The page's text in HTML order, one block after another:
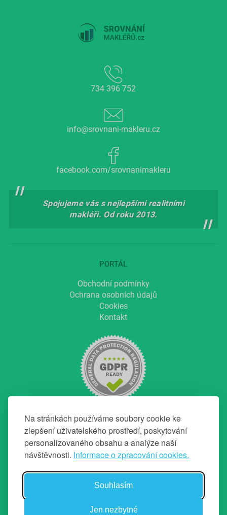
Na stránkách používáme soubory cookie ke
zlepšení uživatelského prostředí, poskytování
personalizovaného obsahu a analýze naší
návštěvnosti. Informace o zpracování cookies.
Souhlasím
Jen nezbytné
734 396 752
info@srovnani-makleru.cz
facebook.com/srovnanimakleru
Spojujeme vás s nejlepšími realitními
makléři. Od roku 2013.
PORTÁL
Obchodní podmínky
Ochrana osobních údajů
Cookies
Kontakt
NAVIGACE
O projektu
Chci top makléře
Průvodce prodejem